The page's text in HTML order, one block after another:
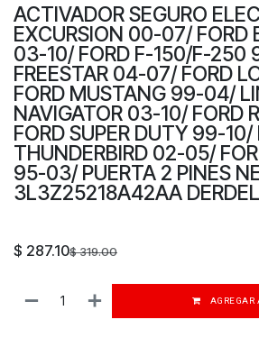
ACTIVADOR SEGURO
EXCURSION 00-07/ FORD
03-10/ FORD F-150/F-250
FREESTAR 04-07/ FORD
FORD MUSTANG 99-04/
NAVIGATOR 03-10/ FORD
FORD SUPER DUTY 99-10/
THUNDERBIRD 02-05/
95-03/ PUERTA 2 PINES
3L3Z25218A42AA
$ 287.10$319.00
AGREGAR